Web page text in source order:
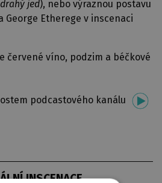
jed), nebo výraznou postavu
George Etherege v inscenaci
červené víno, podzim a béčkové
podcastového kanálu
INSCENACE